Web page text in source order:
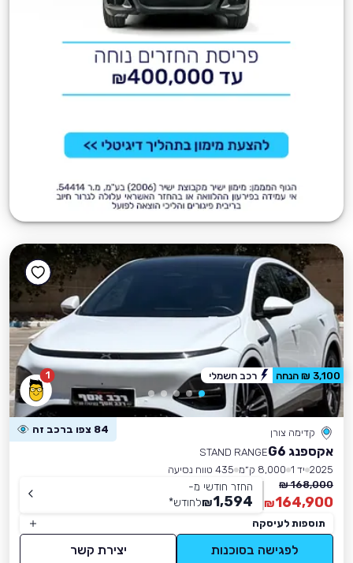
1
קדימה צורן 84 צפו ברכב זה
אקספנג G6
STAND RANGE
2025 יד 1 8,000 ק״מ
435 טווח נסיעה
168,000 ₪
164,900
₪
החזר חודשי מ-
1,594
₪לחודש*
תוספות לעיסקה
לפגישה בסוכנות יצירת קשר
3,100 ₪ הנחה רכב חשמלי